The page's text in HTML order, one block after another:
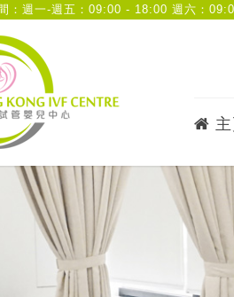
：週一-週五：09:00 - 18:00 週六：